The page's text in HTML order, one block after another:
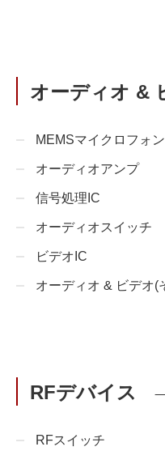
オーディオ &
MEMSマイクロフォン
オーディオアンプ
信号処理IC
オーディオスイッチ
ビデオIC
オーディオ & ビデオ(
RFデバイス
RFスイッチ